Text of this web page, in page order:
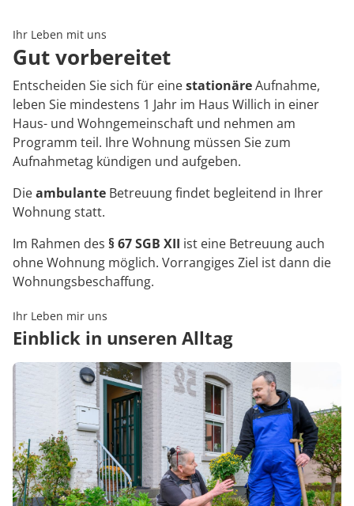
Ihr Leben mit uns
Gut vorbereitet
Entscheiden Sie sich für einestationäreAufnahme,
leben Sie mindestens 1 Jahr im Haus Willich in einer
Haus- und Wohngemeinschaft und nehmen am
Programm teil. Ihre Wohnung müssen Sie zum
Aufnahmetag kündigen und aufgeben.
Dieambulante Betreuung findet begleitend in Ihrer
Wohnung statt.
Im Rahmen des § 67 SGB XII ist eine Betreuung auch
ohne Wohnung möglich. Vorrangiges Ziel ist dann die
Wohnungsbeschaffung.
Ihr Leben mir uns
Einblick in unseren Alltag